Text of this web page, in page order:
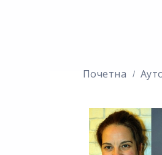
Почетна